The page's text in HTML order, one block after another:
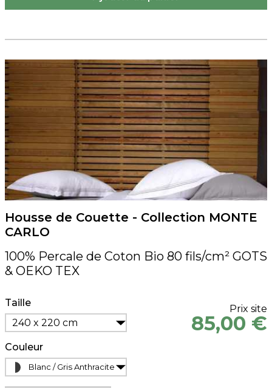
Housse de Couette - Collection MONTE
CARLO
100% Percale de Coton Bio 80 fils/cm² GOTS
& OEKO TEX
Taille
240 x 220 cm
Couleur
Blanc / Gris Anthracite
Prix site
85,00 €